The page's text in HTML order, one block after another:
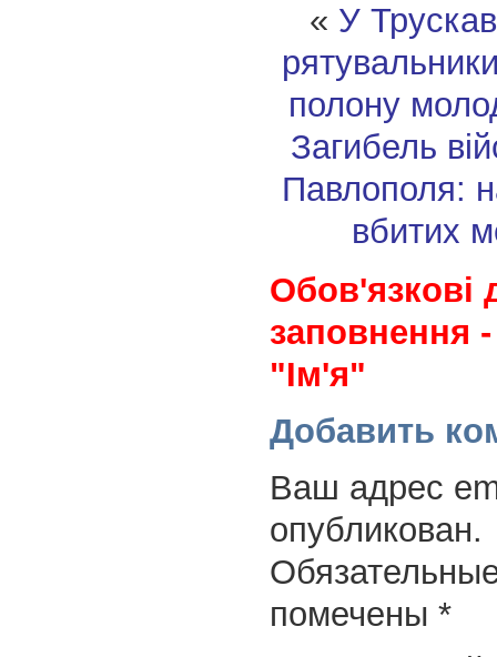
« У
полону
Загибель
Павлополя:
вбитих
Обов'язкові
заповнення
"Ім'я"
Добавить
Ваш адрес
опубликован.
помечены *